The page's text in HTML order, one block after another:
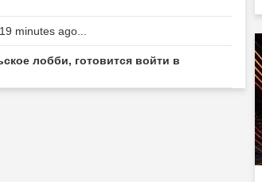
19 minutes ago...
лобби, готовится войти в